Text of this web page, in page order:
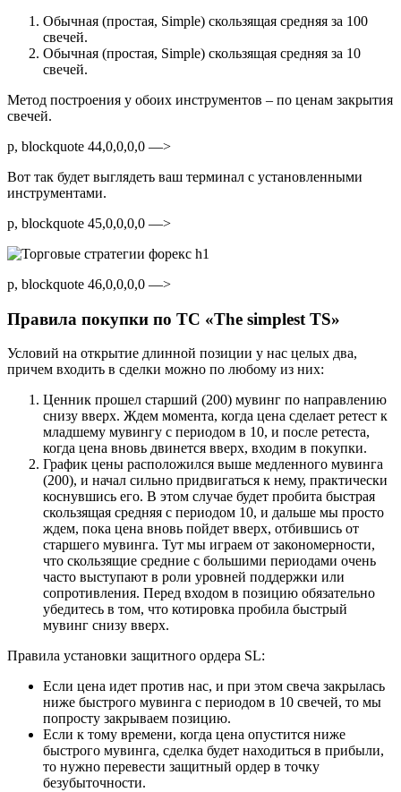
Обычная (простая, Simple) скользящая средняя за 100
свечей.
Обычная (простая, Simple) скользящая средняя за 10
свечей.
Метод построения у обоих инструментов – по ценам закрытия
свечей.
p, blockquote 44,0,0,0,0 —>
Вот так будет выглядеть ваш терминал с установленными
инструментами.
p, blockquote 45,0,0,0,0 —>
p, blockquote 46,0,0,0,0 —>
Правила покупки по ТС «The simplest TS»
Условий на открытие длинной позиции у нас целых два,
причем входить в сделки можно по любому из них:
Ценник прошел старший (200) мувинг по направлению
снизу вверх. Ждем момента, когда цена сделает ретест к
младшему мувингу с периодом в 10, и после ретеста,
когда цена вновь двинется вверх, входим в покупки.
График цены расположился выше медленного мувинга
(200), и начал сильно придвигаться к нему, практически
коснувшись его. В этом случае будет пробита быстрая
скользящая средняя с периодом 10, и дальше мы просто
ждем, пока цена вновь пойдет вверх, отбившись от
старшего мувинга. Тут мы играем от закономерности,
что скользящие средние с большими периодами очень
часто выступают в роли уровней поддержки или
сопротивления. Перед входом в позицию обязательно
убедитесь в том, что котировка пробила быстрый
мувинг снизу вверх.
Правила установки защитного ордера SL:
Если цена идет против нас, и при этом свеча закрылась
ниже быстрого мувинга с периодом в 10 свечей, то мы
попросту закрываем позицию.
Если к тому времени, когда цена опустится ниже
быстрого мувинга, сделка будет находиться в прибыли,
то нужно перевести защитный ордер в точку
безубыточности.